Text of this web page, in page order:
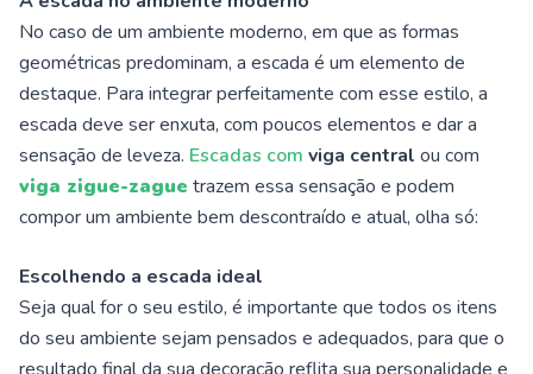
No caso de um ambiente moderno, em que as formas
geométricas predominam, a escada é um elemento de
destaque. Para integrar perfeitamente com esse estilo, a
escada deve ser enxuta, com poucos elementos e dar a
sensação de leveza. Escadas com viga central ou com
viga zigue-zague trazem essa sensação e podem
compor um ambiente bem descontraído e atual, olha só:
Escolhendo a escada ideal
Seja qual for o seu estilo, é importante que todos os itens
do seu ambiente sejam pensados e adequados, para que o
resultado final da sua decoração reflita sua personalidade e